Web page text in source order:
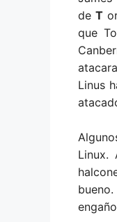
de T
que
Linus
Linux.